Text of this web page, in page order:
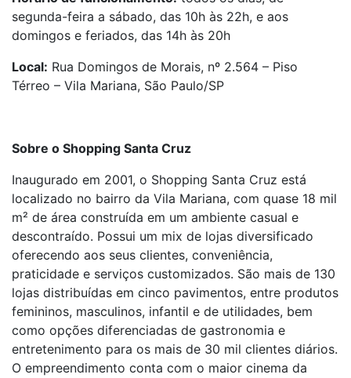
segunda-feira a sábado, das 10h às 22h, e aos
domingos e feriados, das 14h às 20h
Local: Rua Domingos de Morais, nº 2.564 – Piso
Térreo – Vila Mariana, São Paulo/SP
Sobre o Shopping Santa Cruz
Inaugurado em 2001, o Shopping Santa Cruz está
localizado no bairro da Vila Mariana, com quase 18 mil
m² de área construída em um ambiente casual e
descontraído. Possui um mix de lojas diversificado
oferecendo aos seus clientes, conveniência,
praticidade e serviços customizados. São mais de 130
lojas distribuídas em cinco pavimentos, entre produtos
femininos, masculinos, infantil e de utilidades, bem
como opções diferenciadas de gastronomia e
entretenimento para os mais de 30 mil clientes diários.
O empreendimento conta com o maior cinema da